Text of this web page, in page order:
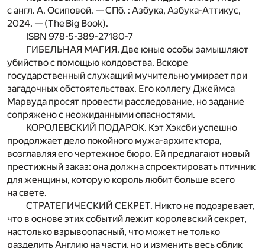
с англ. А. Осиповой. — СПб. : Азбука, Азбука-Аттикус,
2024. — (The Big Book).
ISBN 978-5-389-27180-7
ГИБЕЛЬНАЯ МАГИЯ. Две юные особы замышляют
убийство с помощью колдовства. Вскоре
государственный служащий мучительно умирает при
загадочных обстоятельствах. Его коллегу Джеймса
Марвуда просят провести расследование, но задание
сопряжено с неожиданными опасностями.
КОРОЛЕВСКИЙ ПОДАРОК. Кэт Хэксби успешно
продолжает дело покойного мужа-архитектора,
возглавляя его чертежное бюро. Ей предлагают новый
престижный заказ: она должна спроектировать птичник
для женщины, которую король любит больше всего
на свете.
СТРАТЕГИЧЕСКИЙ СЕКРЕТ. Никто не подозревает,
что в основе этих событий лежит королевский секрет,
настолько взрывоопасный, что может не только
разделить Англию на части, но и изменить весь облик